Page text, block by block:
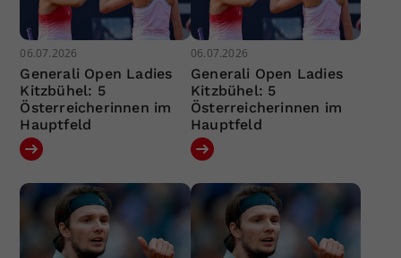
06.07.2026
Generali Open Ladies
Kitzbühel: 5
Österreicherinnen im
Hauptfeld
06.07.2026
Generali Open Ladies
Kitzbühel: 5
Österreicherinnen im
Hauptfeld